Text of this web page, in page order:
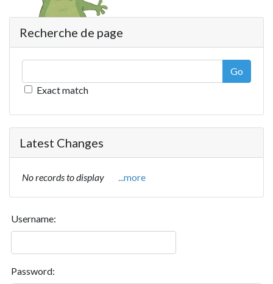
Recherche de page
Go
Exact match
Latest Changes
No records to display ...more
Username:
Password: